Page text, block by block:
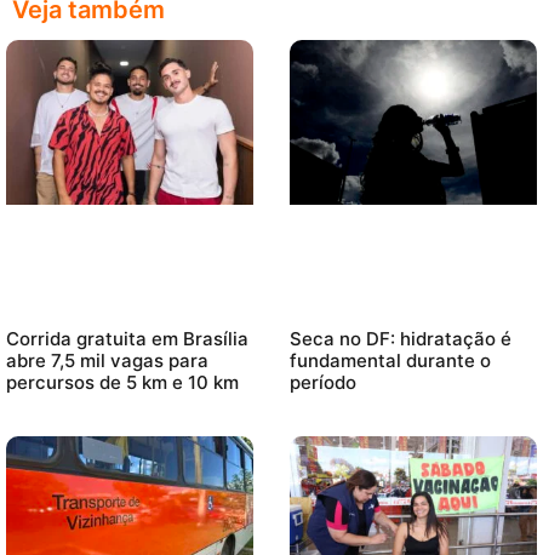
Veja também
Corrida gratuita em Brasília
abre 7,5 mil vagas para
percursos de 5 km e 10 km
Seca no DF: hidratação é
fundamental durante o
período